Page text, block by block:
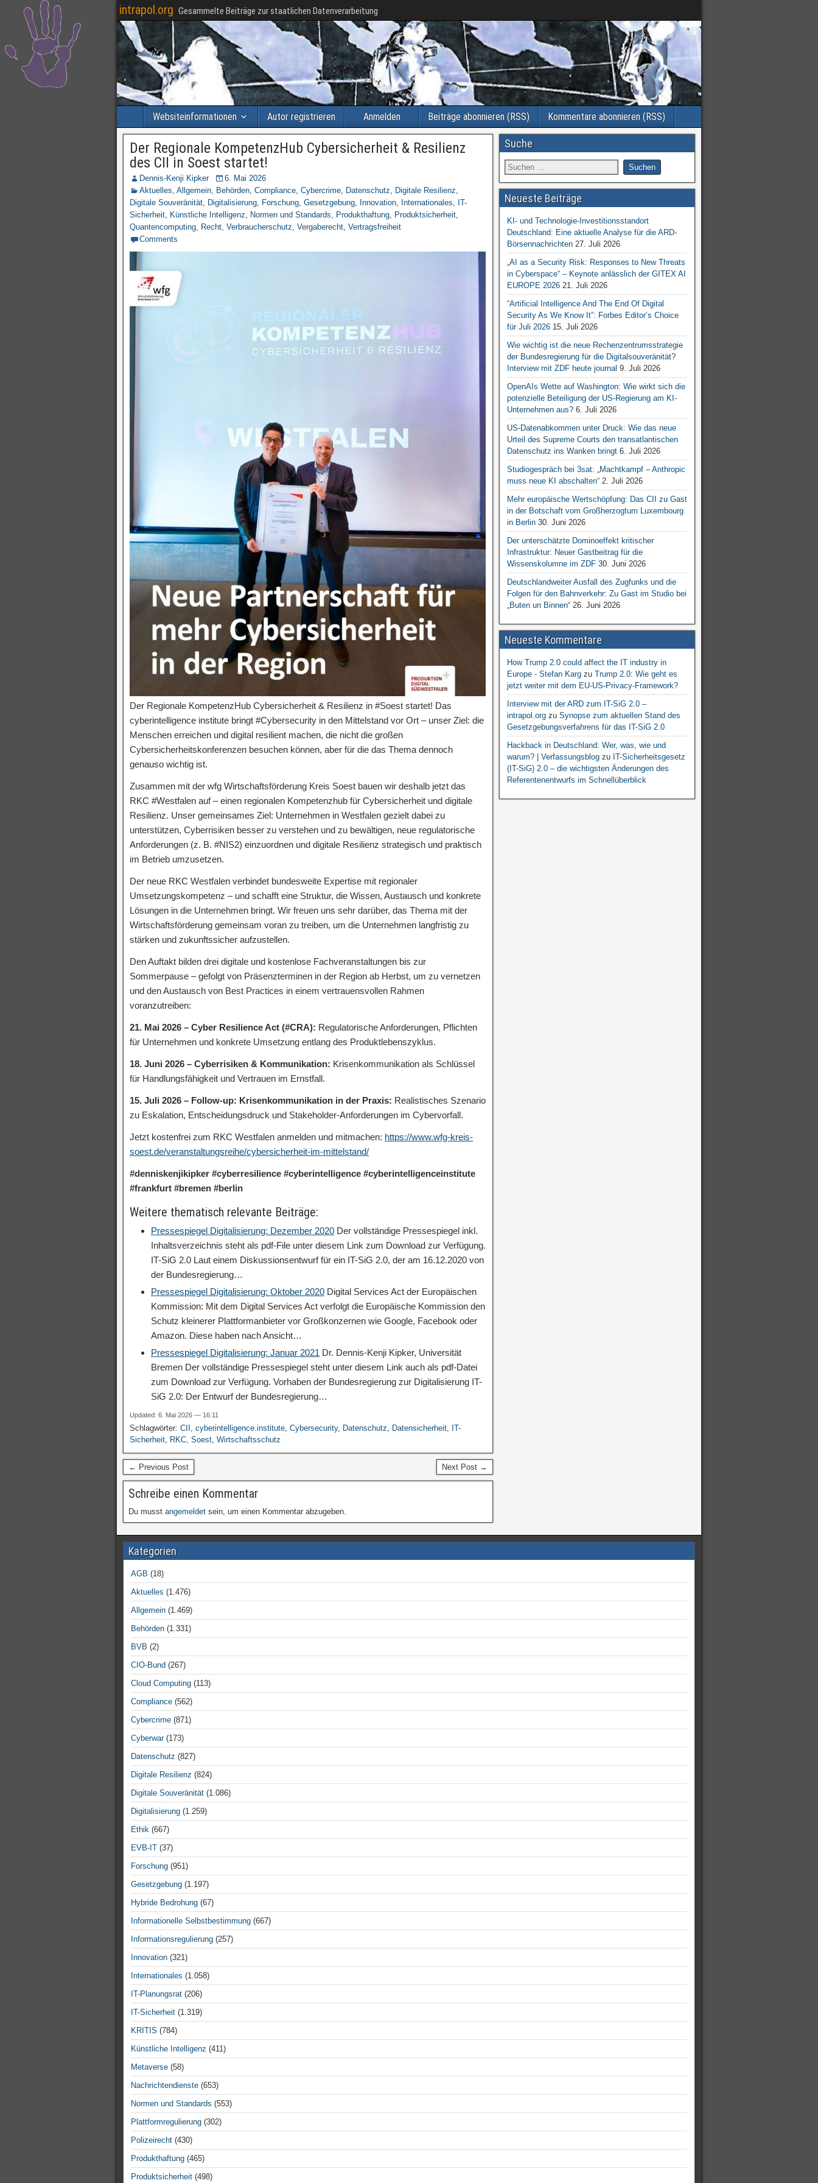
intrapol.org Gesammelte Beiträge zur staatlichen Datenverarbeitung
Websiteinformationen Autor registrieren Anmelden Beiträge abonnieren (RSS) Kommentare abonnieren (RSS)
Der Regionale KompetenzHub Cybersicherheit & Resilienz
des CII in Soest startet!
Dennis-Kenji Kipker
6. Mai 2026
Aktuelles, Allgemein, Behörden, Compliance, Cybercrime, Datenschutz, Digitale Resilienz,
Digitale Souveränität, Digitalisierung, Forschung, Gesetzgebung, Innovation, Internationales, IT-
Sicherheit, Künstliche Intelligenz, Normen und Standards, Produkthaftung, Produktsicherheit,
Quantencomputing, Recht, Verbraucherschutz, Vergaberecht, Vertragsfreiheit
Comments
Der Regionale KompetenzHub Cybersicherheit & Resilienz in #Soest startet! Das
cyberintelligence institute bringt #Cybersecurity in den Mittelstand vor Ort – unser Ziel: die
Menschen erreichen und digital resilient machen, die nicht die großen
Cybersicherheitskonferenzen besuchen können, aber für die das Thema dennoch
genauso wichtig ist.
Zusammen mit der wfg Wirtschaftsförderung Kreis Soest bauen wir deshalb jetzt das
RKC #Westfalen auf – einen regionalen Kompetenzhub für Cybersicherheit und digitale
Resilienz. Unser gemeinsames Ziel: Unternehmen in Westfalen gezielt dabei zu
unterstützen, Cyberrisiken besser zu verstehen und zu bewältigen, neue regulatorische
Anforderungen (z. B. #NIS2) einzuordnen und digitale Resilienz strategisch und praktisch
im Betrieb umzusetzen.
Der neue RKC Westfalen verbindet bundesweite Expertise mit regionaler
Umsetzungskompetenz – und schafft eine Struktur, die Wissen, Austausch und konkrete
Lösungen in die Unternehmen bringt. Wir freuen uns sehr darüber, das Thema mit der
Wirtschaftsförderung gemeinsam voran zu treiben, um die Unternehmen langfristig zu
stärken und zukunftssicher aufzustellen.
Den Auftakt bilden drei digitale und kostenlose Fachveranstaltungen bis zur
Sommerpause – gefolgt von Präsenzterminen in der Region ab Herbst, um zu vernetzen
und den Austausch von Best Practices in einem vertrauensvollen Rahmen
voranzutreiben:
21. Mai 2026 – Cyber Resilience Act (#CRA): Regulatorische Anforderungen, Pflichten
für Unternehmen und konkrete Umsetzung entlang des Produktlebenszyklus.
18. Juni 2026 – Cyberrisiken & Kommunikation: Krisenkommunikation als Schlüssel
für Handlungsfähigkeit und Vertrauen im Ernstfall.
15. Juli 2026 – Follow-up: Krisenkommunikation in der Praxis: Realistisches Szenario
zu Eskalation, Entscheidungsdruck und Stakeholder-Anforderungen im Cybervorfall.
Jetzt kostenfrei zum RKC Westfalen anmelden und mitmachen: https://www.wfg-kreis-
soest.de/veranstaltungsreihe/cybersicherheit-im-mittelstand/
#denniskenjikipker #cyberresilience #cyberintelligence #cyberintelligenceinstitute
#frankfurt #bremen #berlin
Weitere thematisch relevante Beiträge:
Pressespiegel Digitalisierung: Dezember 2020 Der vollständige Pressespiegel inkl.
Inhaltsverzeichnis steht als pdf-File unter diesem Link zum Download zur Verfügung.
IT-SiG 2.0 Laut einem Diskussionsentwurf für ein IT-SiG 2.0, der am 16.12.2020 von
der Bundesregierung…
Pressespiegel Digitalisierung: Oktober 2020 Digital Services Act der Europäischen
Kommission: Mit dem Digital Services Act verfolgt die Europäische Kommission den
Schutz kleinerer Plattformanbieter vor Großkonzernen wie Google, Facebook oder
Amazon. Diese haben nach Ansicht…
Pressespiegel Digitalisierung: Januar 2021 Dr. Dennis-Kenji Kipker, Universität
Bremen Der vollständige Pressespiegel steht unter diesem Link auch als pdf-Datei
zum Download zur Verfügung. Vorhaben der Bundesregierung zur Digitalisierung IT-
SiG 2.0: Der Entwurf der Bundesregierung…
Updated: 6. Mai 2026 — 16:11
Schlagwörter: CII , cyberintelligence.institute, Cybersecurity, Datenschutz, Datensicherheit, IT-
Sicherheit, RKC, Soest, Wirtschaftsschutz
← Previous Post Next Post →
Schreibe einen Kommentar
Du musst angemeldet sein, um einen Kommentar abzugeben.
Suche
Neueste Beiträge
KI- und Technologie-Investitionsstandort
Deutschland: Eine aktuelle Analyse für die ARD-
Börsennachrichten 27. Juli 2026
„AI as a Security Risk: Responses to New Threats
in Cyberspace“ – Keynote anlässlich der GITEX AI
EUROPE 2026 21. Juli 2026
“Artificial Intelligence And The End Of Digital
Security As We Know It”: Forbes Editor’s Choice
für Juli 2026 15. Juli 2026
Wie wichtig ist die neue Rechenzentrumsstrategie
der Bundesregierung für die Digitalsouveränität?
Interview mit ZDF heute journal 9. Juli 2026
OpenAIs Wette auf Washington: Wie wirkt sich die
potenzielle Beteiligung der US-Regierung am KI-
Unternehmen aus? 6. Juli 2026
US-Datenabkommen unter Druck: Wie das neue
Urteil des Supreme Courts den transatlantischen
Datenschutz ins Wanken bringt 6. Juli 2026
Studiogespräch bei 3sat: „Machtkampf – Anthropic
muss neue KI abschalten“ 2. Juli 2026
Mehr europäische Wertschöpfung: Das CII zu Gast
in der Botschaft vom Großherzogtum Luxembourg
in Berlin 30. Juni 2026
Der unterschätzte Dominoeffekt kritischer
Infrastruktur: Neuer Gastbeitrag für die
Wissenskolumne im ZDF 30. Juni 2026
Deutschlandweiter Ausfall des Zugfunks und die
Folgen für den Bahnverkehr: Zu Gast im Studio bei
„Buten un Binnen“ 26. Juni 2026
Neueste Kommentare
How Trump 2.0 could affect the IT industry in
Europe - Stefan Kargzu Trump 2.0: Wie geht es
jetzt weiter mit dem EU-US-Privacy-Framework?
Interview mit der ARD zum IT-SiG 2.0 –
intrapol.orgzu Synopse zum aktuellen Stand des
Gesetzgebungsverfahrens für das IT-SiG 2.0
Hackback in Deutschland: Wer, was, wie und
warum? | Verfassungsblogzu IT-Sicherheitsgesetz
(IT-SiG) 2.0 – die wichtigsten Änderungen des
Referentenentwurfs im Schnellüberblick
Kategorien
AGB (18)
Aktuelles (1.476)
Allgemein (1.469)
Behörden (1.331)
BVB (2)
CIO-Bund (267)
Cloud Computing (113)
Compliance (562)
Cybercrime (871)
Cyberwar(173)
Datenschutz (827)
Digitale Resilienz (824)
Digitale Souveränität (1.086)
Digitalisierung (1.259)
Ethik (667)
EVB-IT (37)
Forschung (951)
Gesetzgebung (1.197)
Hybride Bedrohung (67)
Informationelle Selbstbestimmung (667)
Informationsregulierung (257)
Innovation (321)
Internationales (1.058)
IT-Planungsrat (206)
IT-Sicherheit (1.319)
KRITIS (784)
Künstliche Intelligenz (411)
Metaverse (58)
Nachrichtendienste (653)
Normen und Standards (553)
Plattformregulierung (302)
Polizeirecht (430)
Produkthaftung (465)
Produktsicherheit (498)